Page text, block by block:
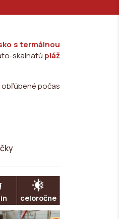
s termálnou
skalnatú pláž
obľúbené počas
celoročne